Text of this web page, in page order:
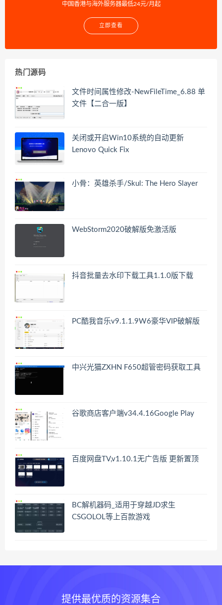
中国香港与海外服务器最低24元/月起
立即查看
热门源码
文件时间属性修改-NewFileTime_6.88 单
文件【二合一版】
关闭或开启Win10系统的自动更新
Lenovo Quick Fix
小骨：英雄杀手/Skul: The Hero Slayer
WebStorm2020破解版免激活版
抖音批量去水印下载工具1.1.0版下载
PC酷我音乐v9.1.1.9W6豪华VIP破解版
中兴光猫ZXHN F650超管密码获取工具
谷歌商店客户端v34.4.16Google Play
百度网盘TV,v1.10.1无广告版 更新置顶
BC解机器码_适用于穿越JD求生
CSGOLOL等上百款游戏
提供最优质的资源集合